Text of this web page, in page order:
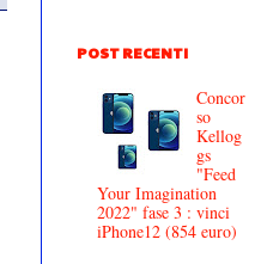
POST RECENTI
Concor
so
Kellog
gs
"Feed
Your Imagination
2022" fase 3 : vinci
iPhone12 (854 euro)